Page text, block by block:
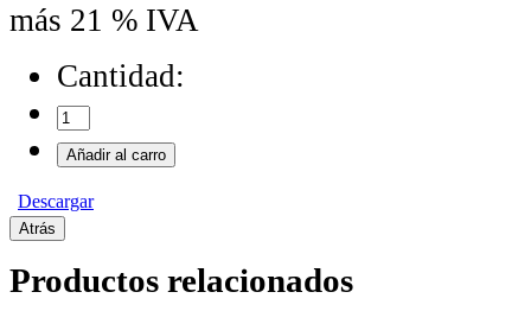
más 21 % IVA
Cantidad:
Descargar
Productos relacionados